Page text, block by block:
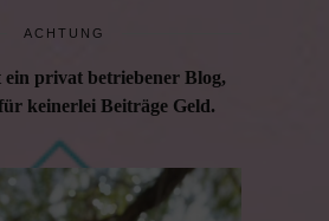
ACHTUNG
ein privat betriebener Blog,
keinerlei Beiträge Geld.